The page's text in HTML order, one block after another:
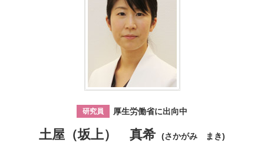
研究員 厚生労働省に出向中
土屋（坂上） 真希 (さかがみ まき)